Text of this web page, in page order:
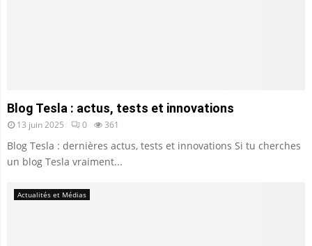
Blog Tesla : actus, tests et innovations
13 juin 2025 0 361
Blog Tesla : dernières actus, tests et innovations Si tu cherches
un blog Tesla vraiment...
Actualités et Médias